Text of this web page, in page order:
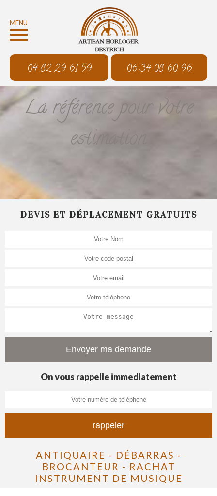
MENU
04 82 29 61 59 06 34 08 60 96
La référence pour votre
estimation
DEVIS ET DÉPLACEMENT GRATUITS
On vous rappelle immediatement
ANTIQUAIRE - DÉBARRAS -
BROCANTEUR - RACHAT
INSTRUMENT DE MUSIQUE